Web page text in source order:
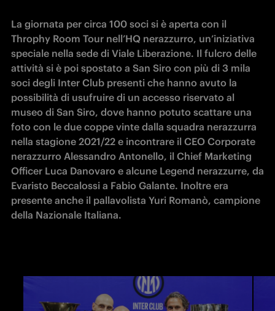
La giornata per circa 100 soci si è aperta con il
Throphy Room Tour nell’HQ nerazzurro, un’iniziativa
speciale nella sede di Viale Liberazione. Il fulcro delle
attività si è poi spostato a San Siro con più di 3 mila
soci degli Inter Club presenti che hanno avuto la
possibilità di usufruire di un accesso riservato al
museo di San Siro, dove hanno potuto scattare una
foto con le due coppe vinte dalla squadra nerazzurra
nella stagione 2021/22 e incontrare il CEO Corporate
nerazzurro Alessandro Antonello, il Chief Marketing
Officer Luca Danovaro e alcune Legend nerazzurre, da
Evaristo Beccalossi a Fabio Galante. Inoltre era
presente anche il pallavolista Yuri Romanò, campione
della Nazionale Italiana.